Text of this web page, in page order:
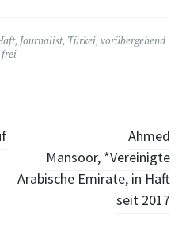
, Journalist, Türkei, vorübergehend
frei
Ahmed
Mansoor, *Vereinigte
Arabische Emirate, in Haft
seit 2017